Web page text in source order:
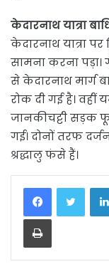
केदारनाथ यात्रा
केदारनाथ यात्रा
सामना करना
से केदारनाथ मार्ग
रोक दी गई है। वहीं
जानकीचट्टी सड़क
गई। दोनों तरफ
श्रद्धालु फंसे हैं।
Print